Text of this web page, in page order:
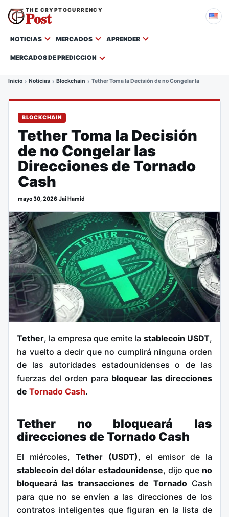
THE CRYPTOCURRENCY
Post
NOTICIAS MERCADOS APRENDER
MERCADOS DE PREDICCION
Inicio Noticias Blockchain Tether Toma la Decisión de no Congelar las
BLOCKCHAIN
Tether Toma la Decisión
de no Congelar las
Direcciones de Tornado
Cash
mayo 30, 2026·Jai Hamid
Tether, la empresa que emite la stablecoin USDT,
ha vuelto a decir que no cumplirá ninguna orden
de las autoridades estadounidenses o de las
fuerzas del orden para bloquear las direcciones
de Tornado Cash.
Tether no bloqueará las
direcciones de Tornado Cash
El miércoles, Tether (USDT), el emisor de la
stablecoin del dólar estadounidense, dijo que no
bloqueará las transacciones de Tornado Cash
para que no se envíen a las direcciones de los
contratos inteligentes que figuran en la lista de